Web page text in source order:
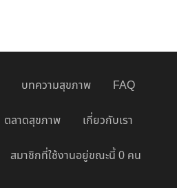
บทความสุขภาพ FAQ
ตลาดสุขภาพ เกี่ยวกับเรา
สมาชิกที่ใช้งานอยู่ขณะนี้ 0 คน